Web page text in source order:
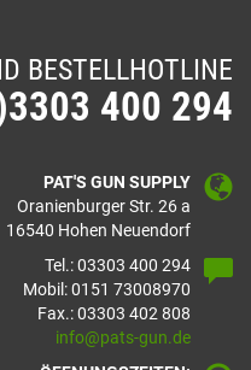
BESTELLHOTLINE
400 294
PAT'S GUN SUPPLY
Oranienburger Str. 26 a
16540 Hohen Neuendorf
Tel.: 03303 400 294
Mobil: 0151 73008970
Fax.: 03303 402 808
info@pats-gun.de